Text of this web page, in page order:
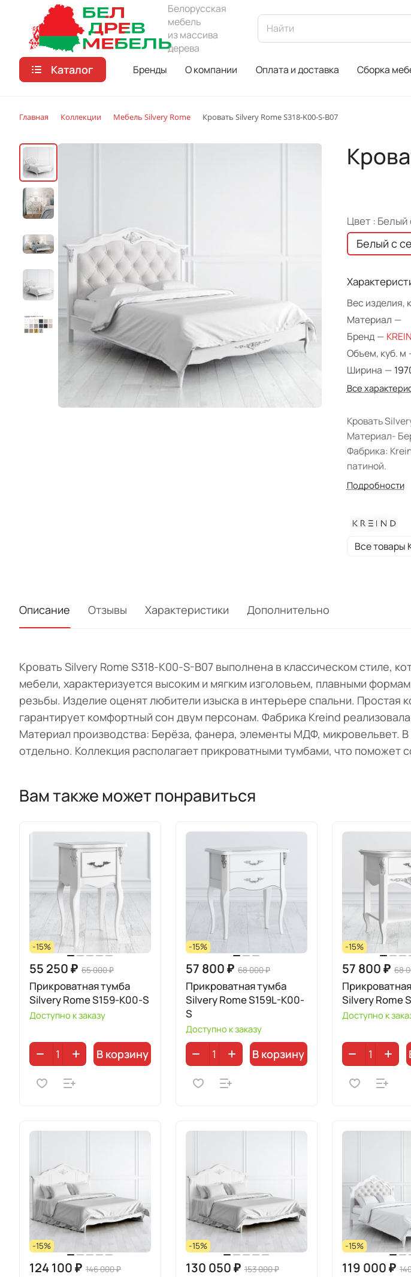
Белорусская
мебель
из массива
дерева
Каталог Бренды О компании Оплата и доставка Сборка
Главная Коллекции Мебель Silvery Rome Кровать Silvery Rome S318-K00-S-B07
Цвет : Белый
Белый с
Вес изделия,
Материал —
Бренд —
Объем, куб. м
Ширина —
Все
Кровать
Материал-
Фабрика:
патиной.
Подробности
Все товары
Описание Отзывы Характеристики Дополнительно
Кровать Silvery Rome S318-K00-S-B07 выполнена в классическом стиле,
мебели, характеризуется высоким и мягким изголовьем, плавными
резьбы. Изделие оценят любители изыска в интерьере спальни. Простая
гарантирует комфортный сон двум персонам. Фабрика Kreind
Материал производства: Берёза, фанера, элементы МДФ, микровельвет.
отдельно. Коллекция располагает прикроватными тумбами, что поможет
Вам также может понравиться
-15%
55 250 ₽ 65 000 ₽
Прикроватная тумба
Silvery Rome S159-K00-S
Доступно к заказу
В корзину
-15%
57 800 ₽ 68 000 ₽
Прикроватная тумба
Silvery Rome S159L-K00-
S
Доступно к заказу
В корзину
-15%
57 800 ₽ 68
Silvery Rome
Доступно к
-15%
124 100 ₽ 146 000 ₽
-15%
130 050 ₽ 153 000 ₽
-15%
119 000 ₽